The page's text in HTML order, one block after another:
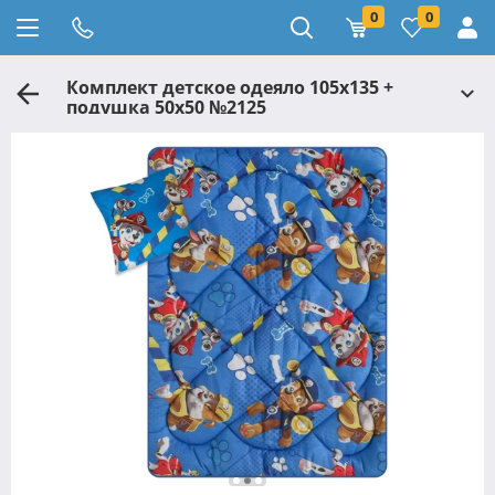
0 0
Комплект детское одеяло 105x135 +
подушка 50x50 №2125